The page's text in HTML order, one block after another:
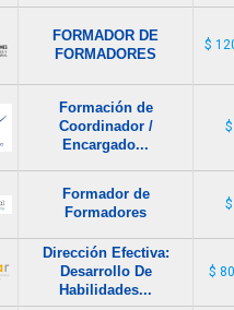
FORMADOR DE
FORMADORES
$
Formación de
Coordinador /
Encargado...
$
Formador de
Formadores
$
Dirección Efectiva:
Desarrollo De
Habilidades...
$